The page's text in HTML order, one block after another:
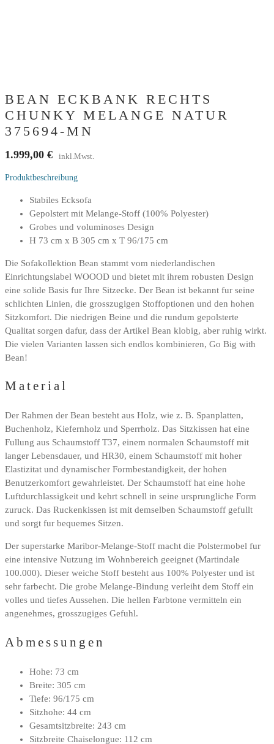
BEAN ECKBANK RECHTS
CHUNKY MELANGE NATUR
375694-MN
1.999,00 € inkl.Mwst.
Produktbeschreibung
Stabiles Ecksofa
Gepolstert mit Melange-Stoff (100% Polyester)
Grobes und voluminoses Design
H 73 cm x B 305 cm x T 96/175 cm
Die Sofakollektion Bean stammt vom niederlandischen
Einrichtungslabel WOOOD und bietet mit ihrem robusten Design
eine solide Basis fur Ihre Sitzecke. Der Bean ist bekannt fur seine
schlichten Linien, die grosszugigen Stoffoptionen und den hohen
Sitzkomfort. Die niedrigen Beine und die rundum gepolsterte
Qualitat sorgen dafur, dass der Artikel Bean klobig, aber ruhig wirkt.
Die vielen Varianten lassen sich endlos kombinieren, Go Big with
Bean!
Material
Der Rahmen der Bean besteht aus Holz, wie z. B. Spanplatten,
Buchenholz, Kiefernholz und Sperrholz. Das Sitzkissen hat eine
Fullung aus Schaumstoff T37, einem normalen Schaumstoff mit
langer Lebensdauer, und HR30, einem Schaumstoff mit hoher
Elastizitat und dynamischer Formbestandigkeit, der hohen
Benutzerkomfort gewahrleistet. Der Schaumstoff hat eine hohe
Luftdurchlassigkeit und kehrt schnell in seine ursprungliche Form
zuruck. Das Ruckenkissen ist mit demselben Schaumstoff gefullt
und sorgt fur bequemes Sitzen.
Der superstarke Maribor-Melange-Stoff macht die Polstermobel fur
eine intensive Nutzung im Wohnbereich geeignet (Martindale
100.000). Dieser weiche Stoff besteht aus 100% Polyester und ist
sehr farbecht. Die grobe Melange-Bindung verleiht dem Stoff ein
volles und tiefes Aussehen. Die hellen Farbtone vermitteln ein
angenehmes, grosszugiges Gefuhl.
Abmessungen
Hohe: 73 cm
Breite: 305 cm
Tiefe: 96/175 cm
Sitzhohe: 44 cm
Gesamtsitzbreite: 243 cm
Sitzbreite Chaiselongue: 112 cm